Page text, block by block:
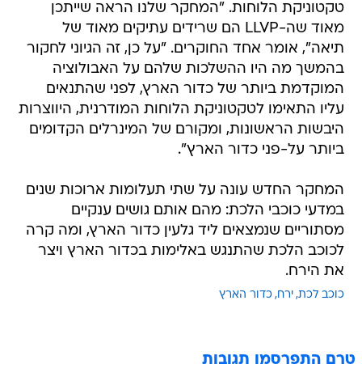
טקטוניקת הלוחות. "המחקר שלנו הראה שייתכן
מאוד שה-LLVP הם שרידים עתיקים מאוד של
תיאה", אומר אחד החוקרים. "על כן, זה הגיוני לחקור
בהמשך מה היו ההשלכות שלהם על האבולוציה
המוקדמת ביותר של כדור הארץ, לפני שהתנאים
עליו התאימו לטקטוניקת הלוחות המודרנית, היווצרות
היבשות הראשונות, ומקורם של המינרלים הקדומים
ביותר על-פני כדור הארץ".
המחקר החדש עונה על שתי תעלומות ארוכות שנים
במדעי כוכבי הלכת: מהם אותם גושים ענקיים
מסתוריים שנמצאים ליד גלעין כדור הארץ, ומה קרה
לכוכב הלכת שהתנגש באלימות בכדור הארץ ויצר
את הירח.
כוכב לכת ירח כדור הארץ
טרם התפרסמו תגובות